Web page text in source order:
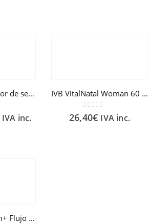
Clearblue indicador de semanas
IVA inc.
IVB VitalNatal Woman 60 Cápsulas
0out of 5
26,40€ IVA inc.
Tetina MAM X 6m+ Flujo extra rápido 2 unidades